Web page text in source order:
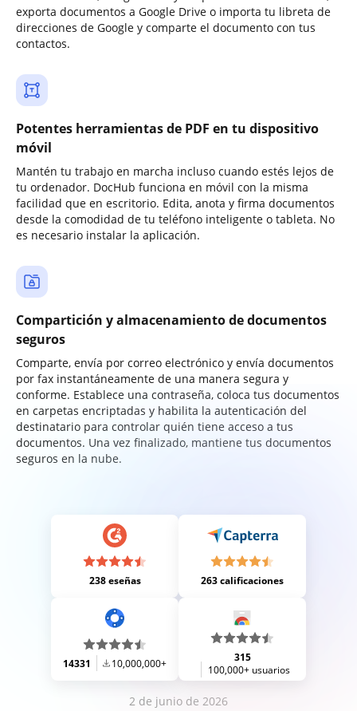
exporta documentos a Google Drive o importa tu libreta de
direcciones de Google y comparte el documento con tus
contactos.
Potentes herramientas de PDF en tu dispositivo
móvil
Mantén tu trabajo en marcha incluso cuando estés lejos de
tu ordenador. DocHub funciona en móvil con la misma
facilidad que en escritorio. Edita, anota y firma documentos
desde la comodidad de tu teléfono inteligente o tableta. No
es necesario instalar la aplicación.
Compartición y almacenamiento de documentos
seguros
Comparte, envía por correo electrónico y envía documentos
por fax instantáneamente de una manera segura y
conforme. Establece una contraseña, coloca tus documentos
en carpetas encriptadas y habilita la autenticación del
destinatario para controlar quién tiene acceso a tus
documentos. Una vez finalizado, mantiene tus documentos
seguros en la nube.
238 eseñas 263 calificaciones
14331 10,000,000+
315
100,000+ usuarios
2 de junio de 2026